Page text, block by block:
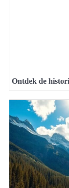
Ontdek de